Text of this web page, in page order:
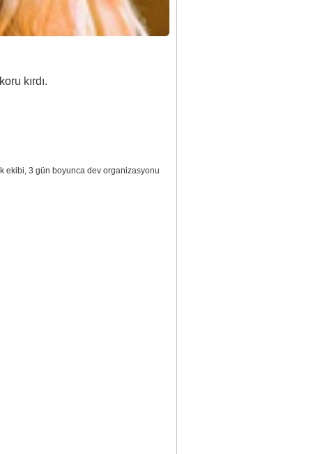
kırdı.
ekibi, 3 gün boyunca dev organizasyonu